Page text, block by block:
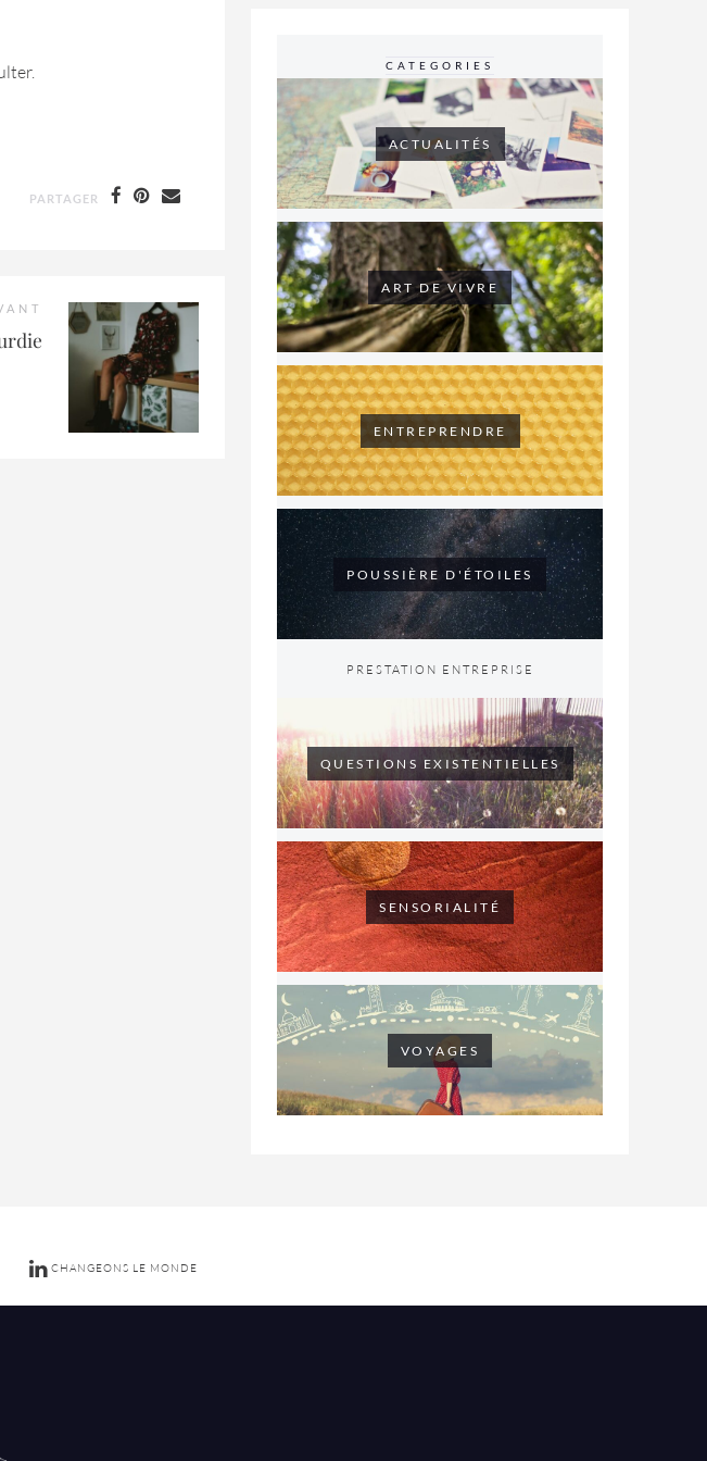
PARTAGER
CATEGORIES
ACTUALITÉS
ART DE VIVRE
ENTREPRENDRE
POUSSIÈRE D'ÉTOILES
PRESTATION ENTREPRISE
QUESTIONS EXISTENTIELLES
SENSORIALITÉ
VOYAGES
CHANGEONS LE MONDE